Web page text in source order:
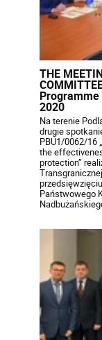
THE
2020
Na terenie
drugie
PBU1/0062/16
the
protection”
Państwowego